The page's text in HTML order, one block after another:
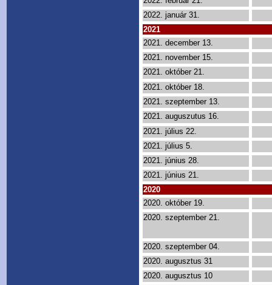
2022. január 31.
2021
2021. december 13.
2021. november 15.
2021. október 21.
2021. október 18.
2021. szeptember 13.
2021. auguszutus 16.
2021. július 22.
2021. július 5.
2021. június 28.
2021. június 21.
2020
2020. október 19.
2020. szeptember 21.
2020. szeptember 04.
2020. augusztus 31
2020. augusztus 10